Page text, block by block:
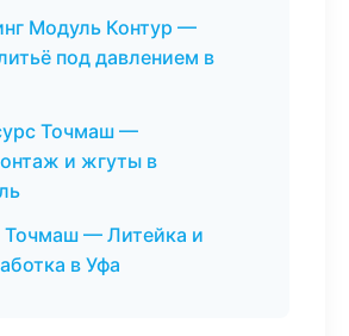
Модуль Контур —
под давлением в
Точмаш —
и жгуты в
— Литейка и
в Уфа